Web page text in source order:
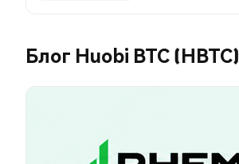
Блог Huobi BTC (HBTC)